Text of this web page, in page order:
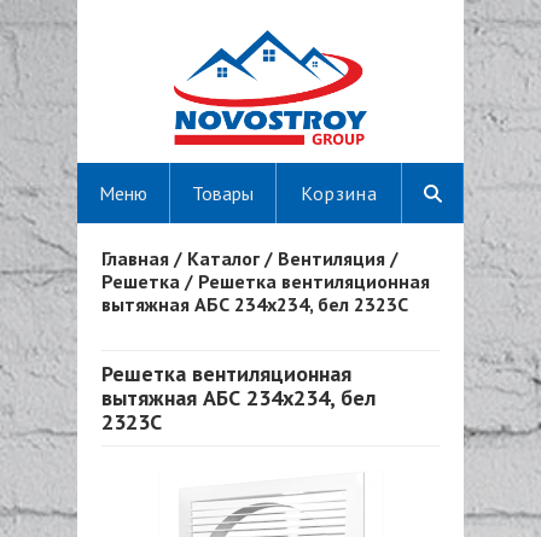
Корзина
Меню Товары
Вы здесь
Главная / Каталог / Вентиляция /
Решетка / Решетка вентиляционная
вытяжная АБС 234х234, бел 2323С
Решетка вентиляционная
вытяжная АБС 234х234, бел
2323С